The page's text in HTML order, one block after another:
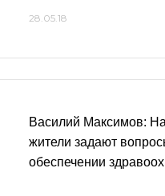
28.05.18
Василий Максимов:
жители задают
обеспечении